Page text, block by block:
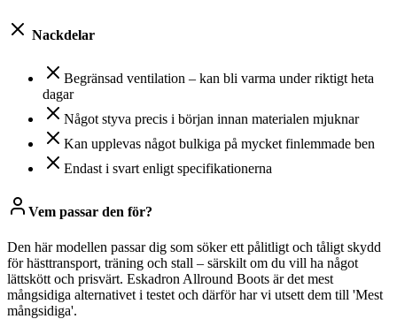
Nackdelar
Begränsad ventilation – kan bli varma under riktigt heta
dagar
Något styva precis i början innan materialen mjuknar
Kan upplevas något bulkiga på mycket finlemmade ben
Endast i svart enligt specifikationerna
Vem passar den för?
Den här modellen passar dig som söker ett pålitligt och tåligt skydd
för hästtransport, träning och stall – särskilt om du vill ha något
lättskött och prisvärt. Eskadron Allround Boots är det mest
mångsidiga alternativet i testet och därför har vi utsett dem till 'Mest
mångsidiga'.